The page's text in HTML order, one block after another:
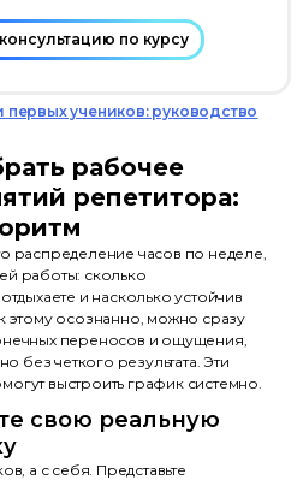
по курсу
первых учеников: руководство
рабочее
репетитора:
распределение часов по неделе,
работы: сколько
и насколько устойчив
этому осознанно, можно сразу
переносов и ощущения,
без четкого результата. Эти
выстроить график системно.
свою реальную
а с себя. Представьте